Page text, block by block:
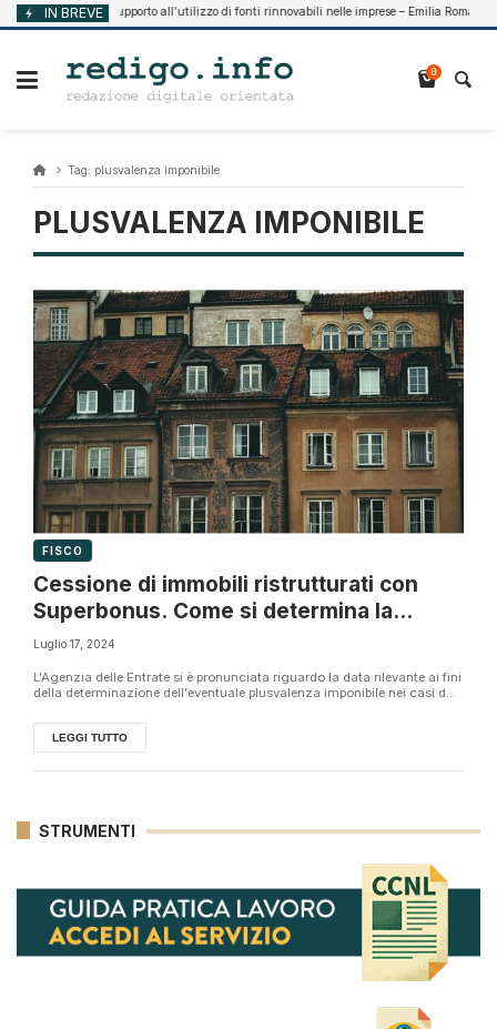
Vai
al
IN BREVE
Agosto 7, 2026 Supporto all’utilizzo di fonti rinnovabili nelle imprese – Emilia Romagna
0
Tag: plusvalenza imponibile
PLUSVALENZA IMPONIBILE
FISCO
Cessione di immobili ristrutturati con
Superbonus. Come si determina la
plusvalenza imponibile?
Luglio 17, 2024
L'Agenzia delle Entrate si è pronunciata riguardo la data rilevante ai fini
della determinazione dell'eventuale plusvalenza imponibile nei casi d...
LEGGI TUTTO
STRUMENTI